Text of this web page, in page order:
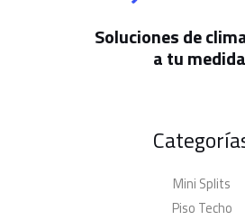
Soluciones de
a tu
Mini Splits
Piso Techo